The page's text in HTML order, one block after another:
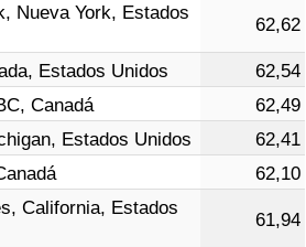
Nueva York, Estados
62,62
Estados Unidos
62,54
Canadá
62,49
Estados Unidos
62,41
62,10
California, Estados
61,94